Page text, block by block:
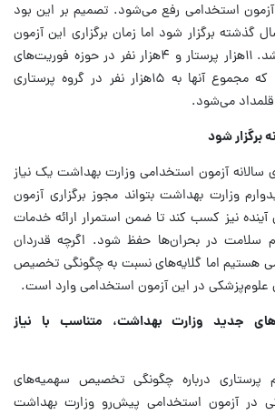
آزمون استخدامی رفع می‌شود. تصمیم بر این بود
گذشته برگزار شود اما زمان برگزاری این آزمون
به سال جدید موکول شد. ۱۱هزار پرستار و ۴هزار نفر در حوزه فوریت‌های
پزشکی جذب می‌شوند که مجموع آنها به ۱۵هزار نفر در گروه پرستاری
می‌شود.
برگزار شود
سالانه آزمون استخدامی وزارت بهداشت یک نیاز
وزارت بهداشت بتواند مجوز برگزاری آزمون
نیز کسب کند تا ضمن استمرار ارائه خدمات
سلامت در بحران‌ها حفظ شود. اگرچه قدردان
هستیم اما گلایه‌های نسبت به چگونگی تخصیص
علوم‌پزشکی در این آزمون استخدامی وارد است.
جدید وزارت بهداشت، متناسب با نیاز
پرستاری درباره چگونگی تخصیص سهمیه‌های
در آزمون استخدامی پیش‌رو وزارت بهداشت